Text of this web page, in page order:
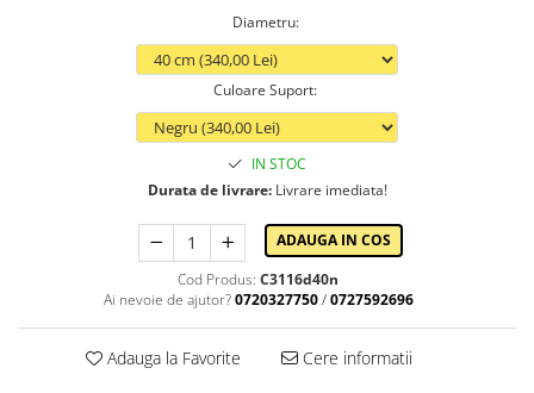
Diametru:
Culoare Suport:
IN STOC
Durata de livrare:Livrare imediata!
ADAUGA IN COS
Cod Produs: C3116d40n
Ai nevoie de ajutor? 0720327750 /0727592696
Adauga la Favorite Cere informatii